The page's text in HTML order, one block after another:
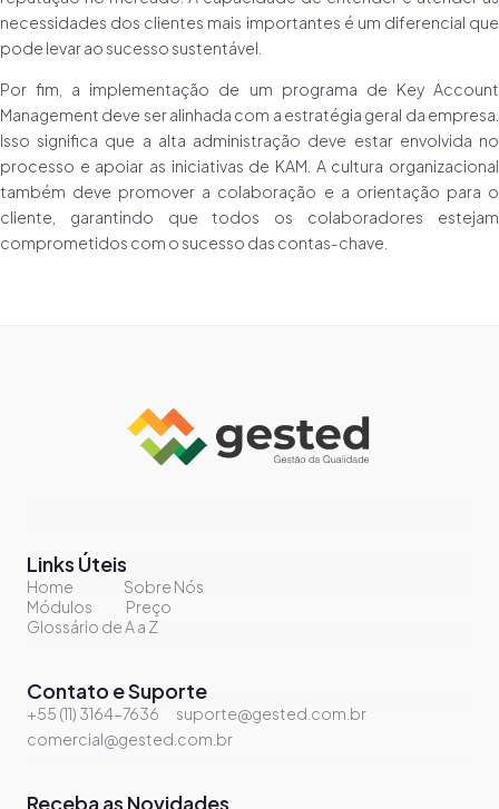
necessidades dos clientes mais importantes é um diferencial que
pode levar ao sucesso sustentável.
Por fim, a implementação de um programa de Key Account
Management deve ser alinhada com a estratégia geral da empresa.
Isso significa que a alta administração deve estar envolvida no
processo e apoiar as iniciativas de KAM. A cultura organizacional
também deve promover a colaboração e a orientação para o
cliente, garantindo que todos os colaboradores estejam
comprometidos com o sucesso das contas-chave.
Receba as Novidades
Links Úteis
Home
Sobre Nós
Módulos
Preço
Glossário de A a Z
Contato e Suporte
+55 (11) 3164-7636
suporte@gested.com.br
comercial@gested.com.br